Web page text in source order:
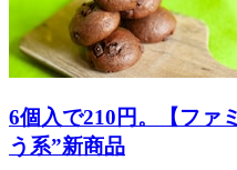
6個入で210円。【ファ
う系”新商品